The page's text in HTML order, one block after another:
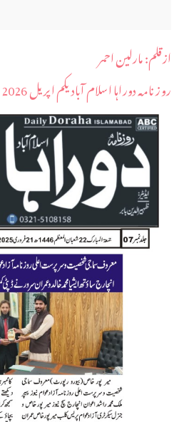
ازقلم: مارلین احمر
روز نامہ دوراہا اسلام آباد یکم اپریل 2026